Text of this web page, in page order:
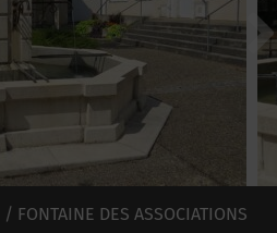
/ FONTAINE DES ASSOCIATIONS